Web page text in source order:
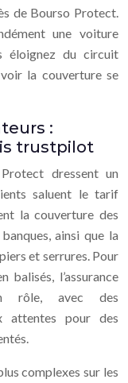
de Bourso Protect.
une voiture
éloignez du circuit
la couverture se
:
trustpilot
dressent un
saluent le tarif
la couverture des
ainsi que la
et serrures. Pour
balisés, l’assurance
rôle, avec des
attentes pour des
complexes sur les